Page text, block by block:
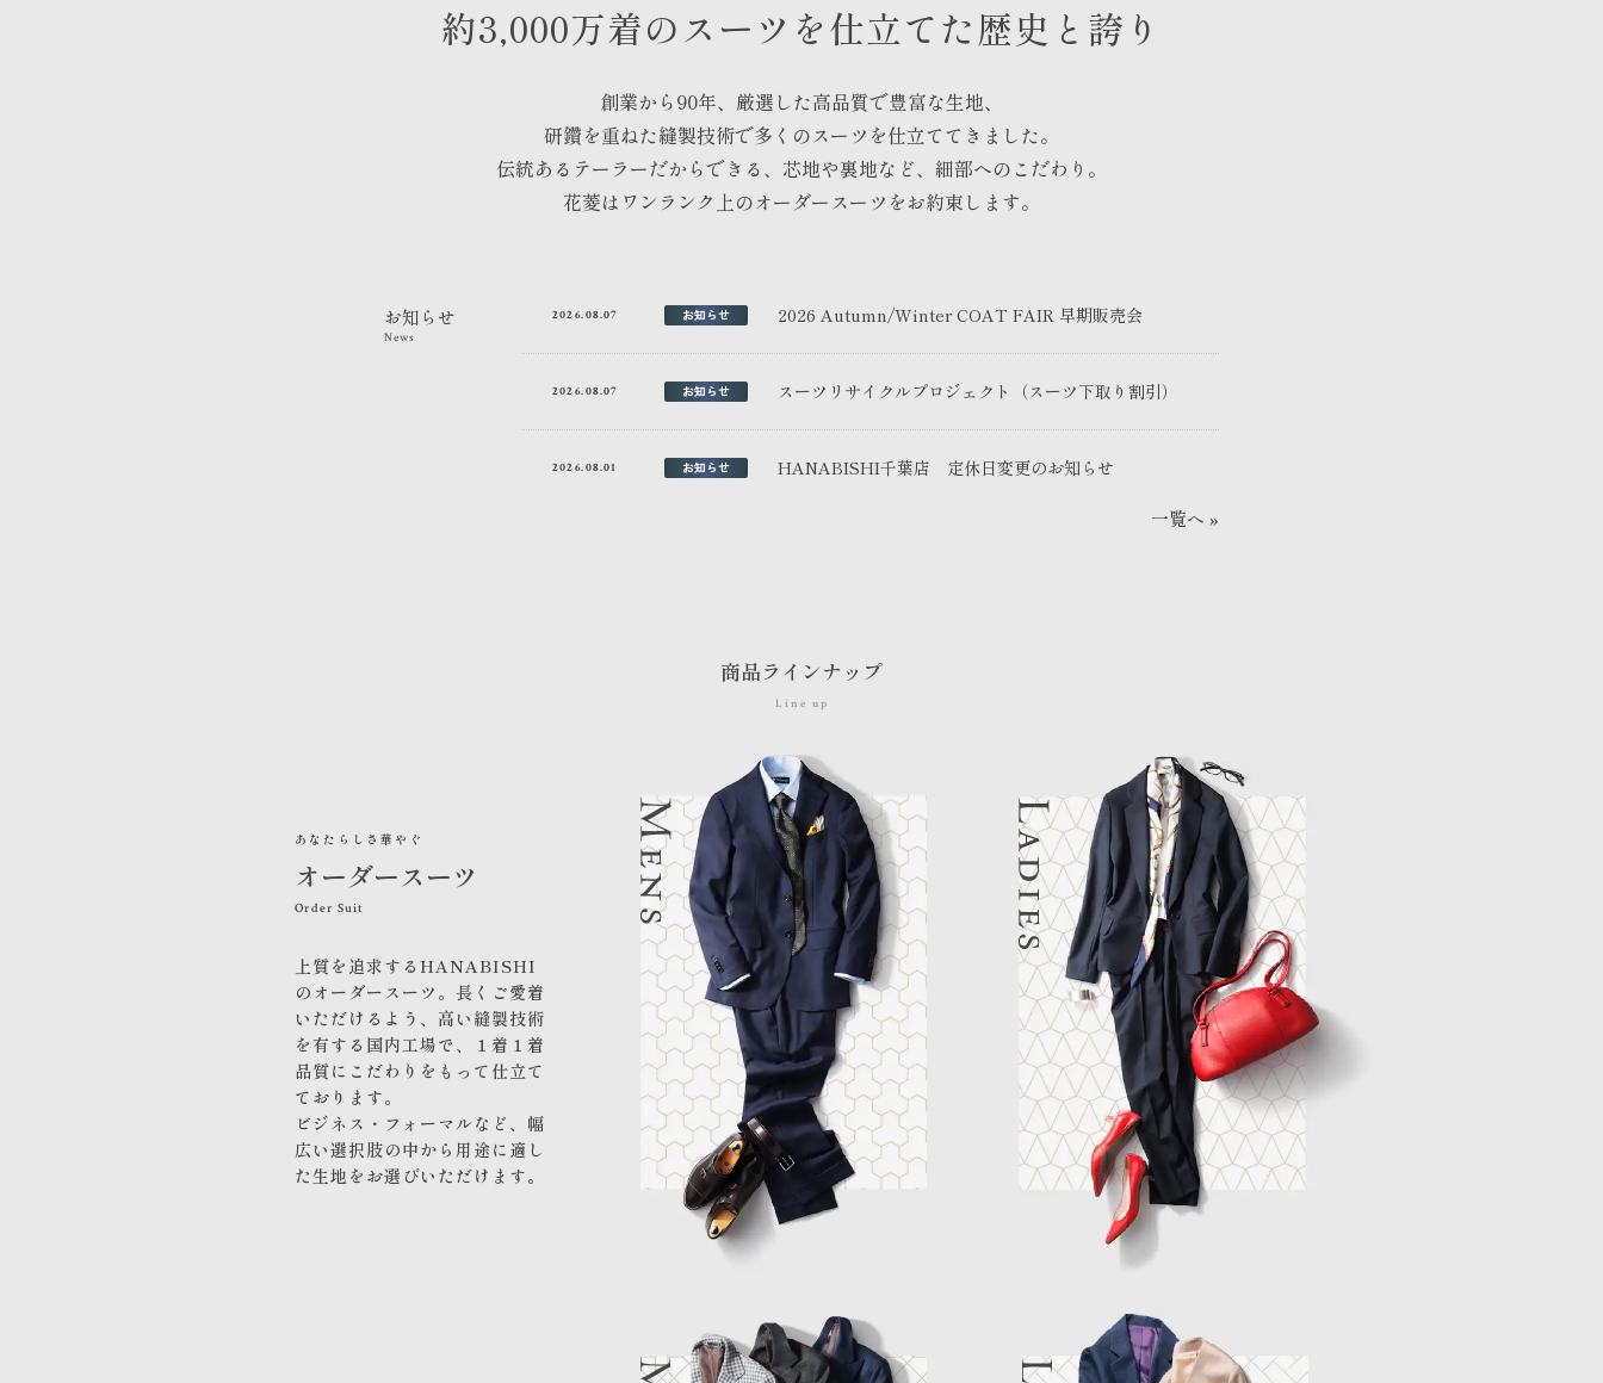
約3,000万着のスーツを仕立てた歴史と誇り
創業から90年、厳選した高品質で豊富な生地、
研鑽を重ねた縫製技術で多くのスーツを仕立ててきました。
伝統あるテーラーだからできる、芯地や裏地など、細部へのこだわり。
花菱はワンランク上のオーダースーツをお約束します。
お知らせ
News
2026.08.07 お知らせ 2026 Autumn/Winter COAT FAIR 早期販売会
2026.08.07 お知らせ スーツリサイクルプロジェクト（スーツ下取り割引）
2026.08.01 お知らせ HANABISHI千葉店 定休日変更のお知らせ
一覧へ »
商品ラインナップ
Line up
オーダースーツ
Order Suit
あなたらしさ華やぐ
上質を追求するHANABISHI
のオーダースーツ。長くご愛着
いただけるよう、高い縫製技術
を有する国内工場で、１着１着
品質にこだわりをもって仕立て
ております。
ビジネス・フォーマルなど、幅
広い選択肢の中から用途に適し
た生地をお選びいただけます。